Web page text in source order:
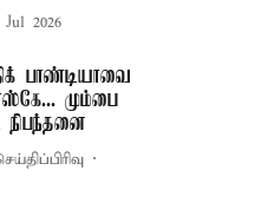
Jul 2026
பாண்டியாவை
மும்பை
நிபந்தனை